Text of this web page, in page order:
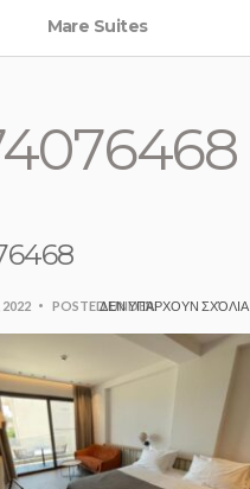
Mare Suites
POSTED UNDER:
ΔΕΝ ΥΠΆΡΧΟΥΝ ΣΧΌΛΙΑ